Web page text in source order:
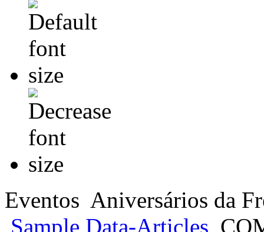
Eventos Aniversários da
Sample Data-Articles